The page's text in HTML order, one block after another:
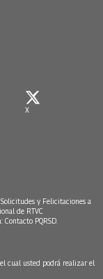
X
y Felicitaciones a
de RTVC
Contacto PQRSD.
cual usted podrá realizar el